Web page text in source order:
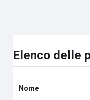
Elenco delle
Nome